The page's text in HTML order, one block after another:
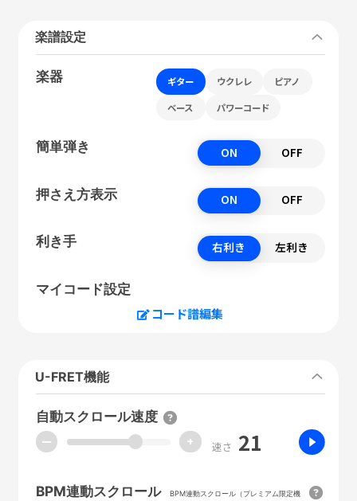
楽譜設定
楽器 ギター ウクレレ ピアノ
ベース パワーコード
簡単弾き ON OFF
押さえ方表示 ON OFF
利き手 右利き 左利き
マイコード設定
コード譜編集
U-FRET機能
自動スクロール速度
ー + 速さ 21
BPM連動スクロール
BPM連動スクロール（プレミアム限定機